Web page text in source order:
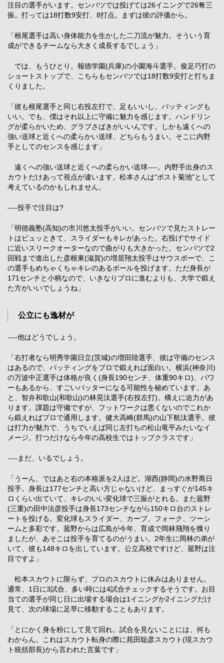
注目の選手がいます。センバツでは投げては26イニングで26奪三
振。打っては18打数9安打、8打点。まずは彼の評価から。
「根尾選手は高い身体能力を生かした二刀流が魅力。そういう育
成ができるチームなら大きく成長するでしょう」
では、もうひとり。報徳学園(兵庫)の小園海斗選手。俊足巧打の
ショートストップで、こちらもセンバツでは18打数9安打と打ちま
くりました。
「彼も根尾選手と同じ右投左打で、足もいいし、バッティングも
いい。でも、僕はそれ以上に守備に魅力を感じます。ハンドリン
グが柔らかいため、グラブさばきがいいんです。しかも遠くへの
強い送球と近くへの柔らかい送球、どちらもうまい。そこに内野
手としてのセンスを感じます」
遠くへの強い送球と近くへの柔らかい送球----。内野手出身のス
カウトだけあって視点が違います。松本さんは"ポスト菊池"として
考えているのかもしれません。
----投手で注目は?
「明徳義塾(高知)の市川悠太投手がいい。センバツで見たストレー
トはビュッときて、スライダーもキレがあった。右投げでサイド
に近いスリークオーターなので曲がりも大きかった。センバツで2
回戦まで進出した彦根東(滋賀)の増居翔太投手はサウスポーで、こ
の選手もめちゃくちゃキレのあるボールを投げます。ただ身長が
171センチと小柄なので、いきなりプロに進むよりも、大学で鍛え
た方がいいでしょうね」
公立にも逸材が
----他はどうでしょう。
「右打者なら明秀学園日立(茨城)の増田陸選手、彼は守備のセンス
はあるので、バッティングをプロで鍛えれば面白い。横浜(神奈川)
の万波中正選手は体格が良く(身長190センチ、体重90キロ)、パワ
ーもあるから、すごいバッターになる可能性を秘めています。あ
と、智弁和歌山(和歌山)の林晃汰選手(右投左打)。構えに迫力があ
ります。課題は守備ですが、フットワークは悪くないのでこれか
ら鍛えればプロで通用します。健大高崎(群馬)の山下航汰選手。彼
は打力が魅力で、うちでいえば同じ左打ちの松山竜平みたいなイ
メージ。打つだけなら今年の高校生ではトップクラスです」
----まだ、いるでしょう。
「うーん、ではあと右の本格派を2人ほど。湖西(静岡)の水野喬日
投手。身長は177センチと高い方じゃないけど、まっすぐが145キ
ロくらい出ていて、キレのいい変化球で三振がとれる。また菰野
(三重)の田中法彦投手は身長173センチながら150キロ台のストレ
ートを投げる。変化球もスライダー、カーブ、フォーク、ツーシ
ームと多彩です。菰野からは広島が今年、育成で岡林飛翔を獲り
ましたが、あそこは投手を育てるのがうまい。2年生に岡林の弟が
いて、彼も148キロを出しています。公立高校ですけど、菰野は注
目ですよ」
松本スカウトに限らず、プロのスカウトに休みはありません。
通常、1日に3試合、多い時には4試合チェックするそうです。お目
当ての選手が同じ日に出場する場合は1イニングか2イニングだけ
見て、次の球場に足早に移動することもあります。
「とにかく身を粉にして見て回れ。試合を見ないことには、何も
わからん。これはスカウト転身の際に苑田聡彦スカウト(現スカウ
ト統括部長)から言われた言葉です」